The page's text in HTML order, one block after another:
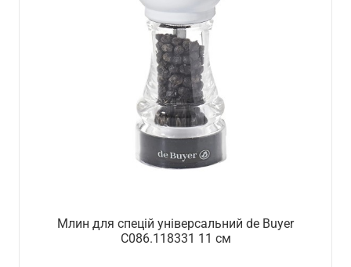
Млин для спецій універсальний de Buyer
C086.118331 11 см